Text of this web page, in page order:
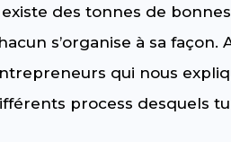
existe des tonnes de
s’organise à sa façon.
qui nous
process desquels